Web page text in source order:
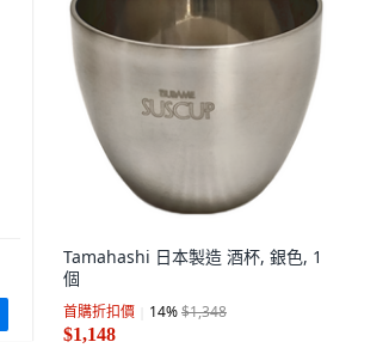
Tamahashi 日本製造 酒杯, 銀色, 1
個
首購折扣價 14%$1,348
$1,148